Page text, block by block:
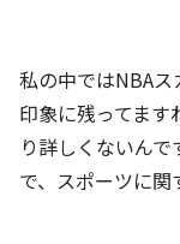
私の中ではNBA
印象に残ってま
り詳しくないん
で、スポーツに関